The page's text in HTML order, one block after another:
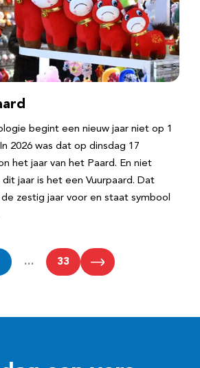
begint een nieuw jaar niet op 1
2026 was dat op dinsdag 17
het jaar van het Paard. En niet
jaar is het een Vuurpaard. Dat
zestig jaar voor en staat symbool
… 33